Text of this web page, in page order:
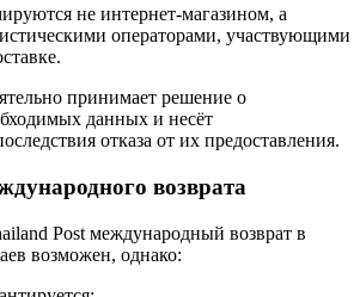
не интернет-магазином, а
операторами, участвующими
принимает решение о
данных и несёт
отказа от их предоставления.
возврата
Post международный возврат в
возможен, однако: